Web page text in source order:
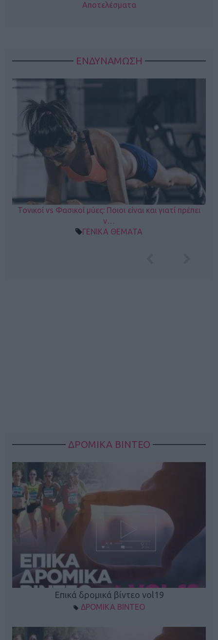
Αποτελέσματα
ΕΝΔΥΝΑΜΩΣΗ
Τονικοί vs Φασικοί μύες: Ποιοι είναι και γιατί πρέπει
ν…
ΓΕΝΙΚΑ ΘΕΜΑΤΑ
ΔΡΟΜΙΚΑ ΒΙΝΤΕΟ
Επικά δρομικά βίντεο vol19
ΔΡΟΜΙΚΑ ΒΙΝΤΕΟ